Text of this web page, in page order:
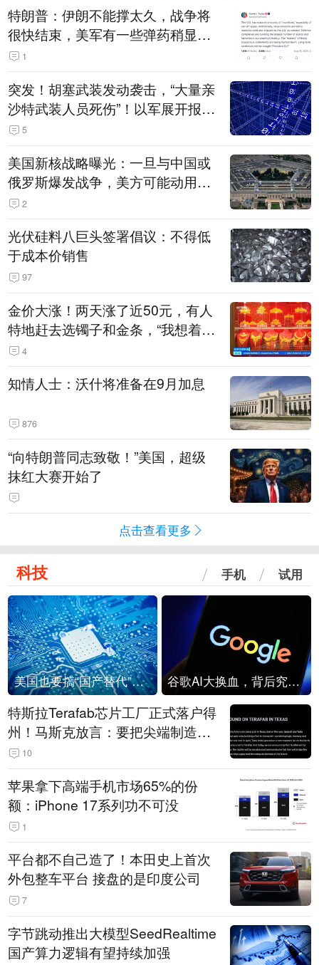
特朗普：伊朗不能撑太久，战争将
很快结束，美军有一些弹药稍显紧
张！伊朗公布拟议的海峡管理文本
1
突发！胡塞武装发动袭击，“大量亲
沙特武装人员死伤”！以军展开报复
性空袭
5
美国新核战略曝光：一旦与中国或
俄罗斯爆发战争，美方可能动用战
术核武器
2
光伏硅料八巨头签署倡议：不得低
于成本价销售
97
金价大涨！两天涨了近50元，有人
特地赶去选镯子和金条，“我想着买
起来可以保值，小批量进一些货”
4
知情人士：沃什将准备在9月加息
876
“向特朗普同志致敬！”美国，超级
抹红大赛开始了
点击查看更多
科技 手机 试用
美国也要搞“国产替代”？先算清三笔账 谷歌AI大换血，背后究竟发生了什么？
特斯拉Terafab芯片工厂正式落户得
州！马斯克放言：要把尖端制造带
回美国
10
苹果拿下高端手机市场65%的份
额：iPhone 17系列功不可没
1
平台都不自己造了！本田史上首次
外包整车平台 接盘的是印度公司
7
字节跳动推出大模型SeedRealtime
国产算力逻辑有望持续加强